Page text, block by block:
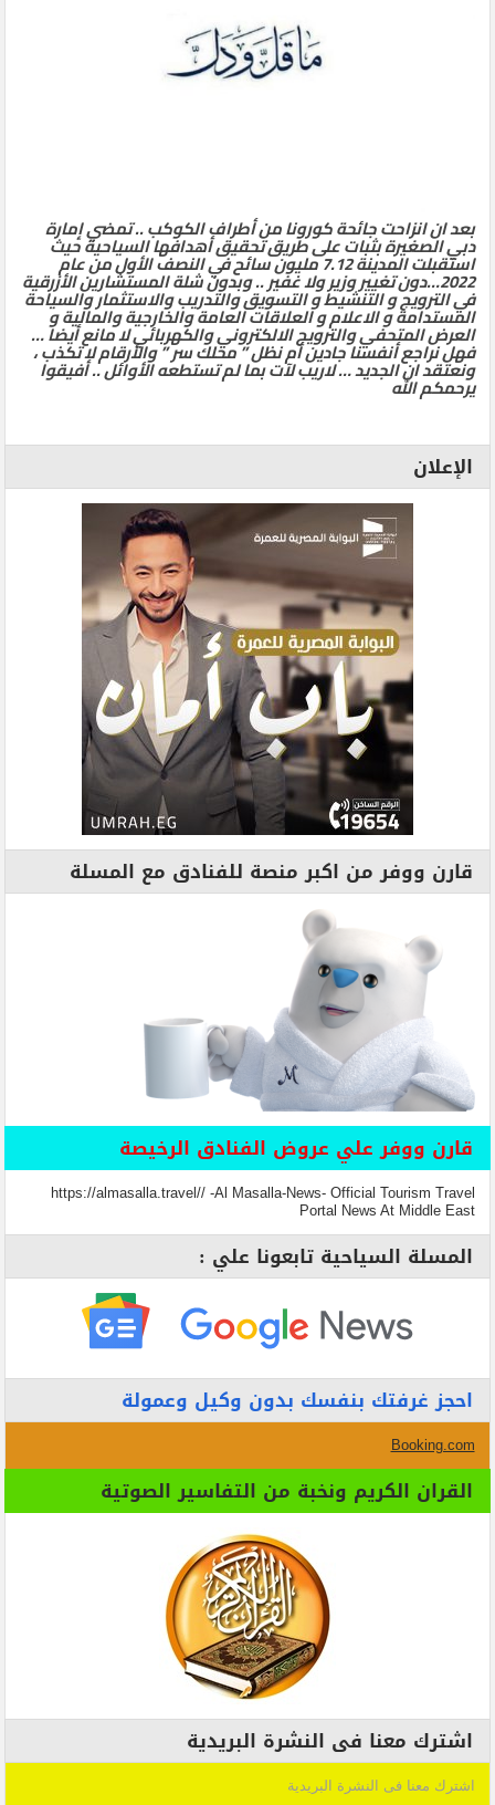
بعد ان انزاحت جائحة كورونا من أطراف الكوكب .. تمضي إمارة
دبي الصغيرة بثبات على طريق تحقيق أهدافها السياحية حيث
استقبلت المدينة 7.12 مليون سائح في النصف الأول من عام
2022…دون تغيير وزير ولا غفير .. وبدون شلة المستشارين الأزرقية
في الترويج و التنشيط و التسويق والتدريب والاستثمار والسياحة
المستدامة و الاعلام و العلاقات العامة والخارجية والمالية و
العرض المتحفي والترويج الالكتروني والكهربائي لا مانع أيضا …
فهل نراجع أنفسنا جادين أم نظل ” محلك سر ” والأرقام لا تكذب ،
ونعتقد ان الجديد … لاريب لآت بما لم تستطعه الأوائل .. أفيقوا
يرحمكم الله
الإعلان
قارن ووفر من اكبر منصة للفنادق مع المسلة
قارن ووفر علي عروض الفنادق الرخيصة
https://almasalla.travel// -Al Masalla-News- Official Tourism Travel
Portal News At Middle East
المسلة السياحية تابعونا علي :
احجز غرفتك بنفسك بدون وكيل وعمولة
Booking.com
القران الكريم ونخبة من التفاسير الصوتية
اشترك معنا فى النشرة البريدية
اشترك معنا فى النشرة البريدية